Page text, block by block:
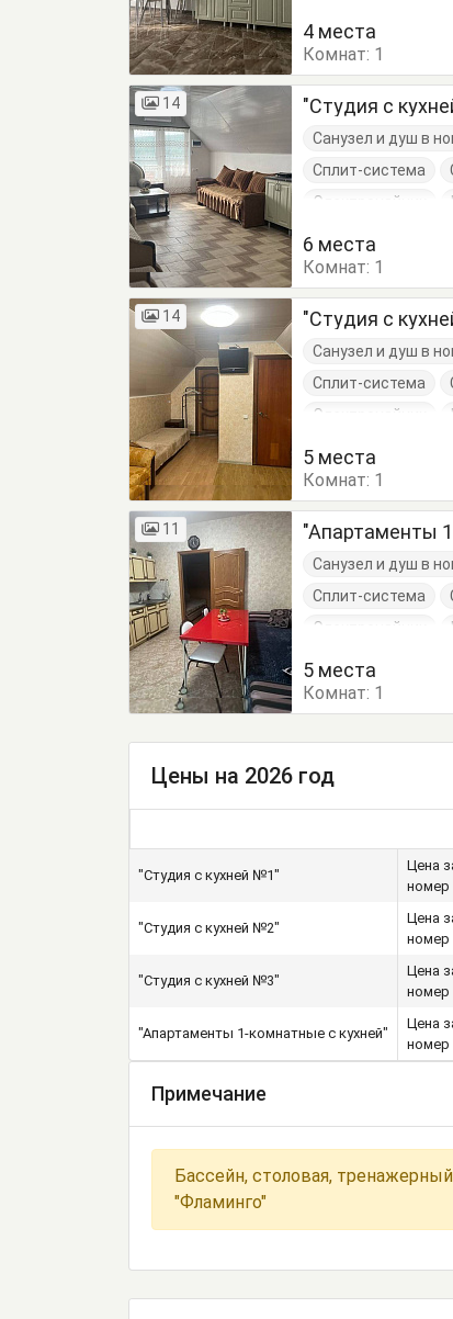
4 места
Комнат: 1
14 "Студия с
Санузел и душ в
Сплит-система
Электрочайник
6 места
Комнат: 1
14 "Студия с
Санузел и душ в
Сплит-система
Электрочайник
Журнальный столик
Стулья
5 места
Комнат: 1
11 "Апартаменты
Санузел и душ в
Сплит-система
Электрочайник
Комод
Терраса
5 места
Комнат: 1
Цены на 2026 год
"Студия с кухней №1"
Цена
номер
"Студия с кухней №2"
Цена
номер
"Студия с кухней №3"
Цена
номер
"Апартаменты 1-комнатные с кухней"
Цена
номер
Примечание
Бассейн, столовая,
"Фламинго"